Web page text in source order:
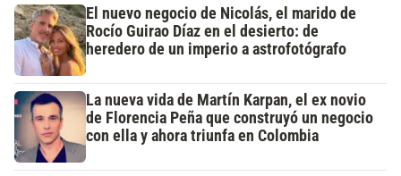
El nuevo negocio de Nicolás, el marido de
Rocío Guirao Díaz en el desierto: de
heredero de un imperio a astrofotógrafo
La nueva vida de Martín Karpan, el ex novio
de Florencia Peña que construyó un negocio
con ella y ahora triunfa en Colombia